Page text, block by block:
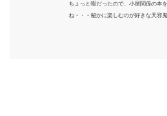
ちょっと暇だったので、小屋関係の本
ね・・・秘かに楽しむのが好きな天邪